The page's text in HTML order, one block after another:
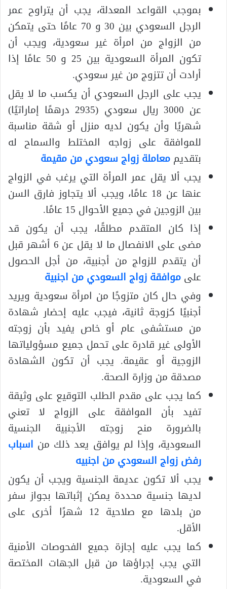
بموجب القواعد المعدلة، يجب أن يتراوح عمر
الرجل السعودي بين 30 و 70 عامًا حتى يتمكن
من الزواج من امرأة غير سعودية، ويجب أن
تكون المرأة السعودية بين 25 و 50 عامًا إذا
أرادت أن تتزوج من غير سعودي.
يجب على الرجل السعودي أن يكسب ما لا يقل
عن 3000 ريال سعودي (2935 درهمًا إماراتيًا)
شهريًا وأن يكون لديه منزل أو شقة مناسبة
للموافقة على زواجه المختلط والسماح له
بتقديممعاملة زواج سعودي من مقيمة
يجب ألا يقل عمر المرأة التي يرغب في الزواج
عنها عن 18 عامًا، ويجب ألا يتجاوز فارق السن
بين الزوجين في جميع الأحوال 15 عامًا.
إذا كان المتقدم مطلقًا، يجب أن يكون قد
مضى على الانفصال ما لا يقل عن 6 أشهر قبل
أن يتقدم للزواج من أجنبية، من أجل الحصول
علىموافقة زواج السعودي من اجنبية
وفي حال كان متزوجًا من امرأة سعودية ويريد
أجنبيًا كزوجة ثانية، فيجب عليه إحضار شهادة
من مستشفى عام أو خاص يفيد بأن زوجته
الأولى غير قادرة على تحمل جميع مسؤولياتها
الزوجية أو عقيمة. يجب أن تكون الشهادة
مصدقة من وزارة الصحة.
كما يجب على مقدم الطلب التوقيع على وثيقة
تفيد بأن الموافقة على الزواج لا تعني
بالضرورة منح زوجته الأجنبية الجنسية
السعودية، وإذا لم يوافق يعد ذلك من اسباب
رفض زواج السعودي من اجنبيه
يجب ألا تكون عديمة الجنسية ويجب أن يكون
لديها جنسية محددة يمكن إثباتها بجواز سفر
من بلدها مع صلاحية 12 شهرًا أخرى على
الأقل.
كما يجب عليه إجازة جميع الفحوصات الأمنية
التي يجب إجراؤها من قبل الجهات المختصة
في السعودية.